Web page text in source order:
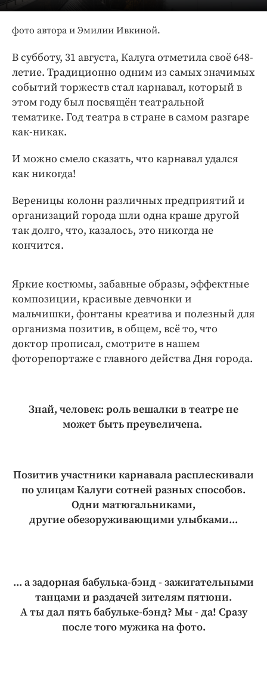
Издания
Медиаперсона
Интересное чтиво
Клиника года
Бренд года
Работодатель года
фото автора и Эмилии Ивкиной.
В субботу, 31 августа, Калуга отметила своё 648-
летие. Традиционно одним из самых значимых
событий торжеств стал карнавал, который в
этом году был посвящён театральной
тематике. Год театра в стране в самом разгаре
как-никак.
И можно смело сказать, что карнавал удался
как никогда!
Вереницы колонн различных предприятий и
организаций города шли одна краше другой
так долго, что, казалось, это никогда не
кончится.
Яркие костюмы, забавные образы, эффектные
композиции, красивые девчонки и
мальчишки, фонтаны креатива и полезный для
организма позитив, в общем, всё то, что
доктор прописал, смотрите в нашем
фоторепортаже с главного действа Дня города.
Знай, человек: роль вешалки в театре не
может быть преувеличена.
Позитив участники карнавала расплескивали
по улицам Калуги сотней разных способов.
Одни матюгальниками,
другие обезоруживающими улыбками...
... а задорная бабулька-бэнд - зажигательными
танцами и раздачей зителям пятюни.
А ты дал пять бабульке-бэнд? Мы - да! Сразу
после того мужика на фото.